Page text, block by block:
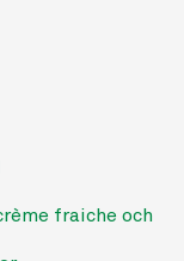
fraiche och